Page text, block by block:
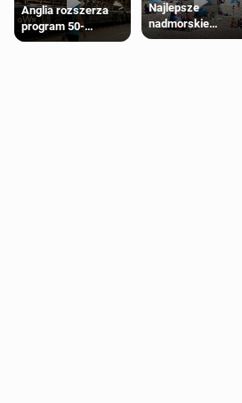
Anglia rozszerza
program 50-
procentowych
Najlepsze
nadmorskie
miasteczko blisko